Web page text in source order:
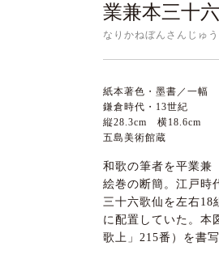
業兼本三十
なりかねぼんさんじゅ
紙本著色・墨書／一幅
鎌倉時代・13世紀
縦28.3cm 横18.6cm
五島美術館蔵
和歌の筆者を平業兼
絵巻の断簡。江戸時
三十六歌仙を左右18
に配置していた。本
歌上」215番）を書